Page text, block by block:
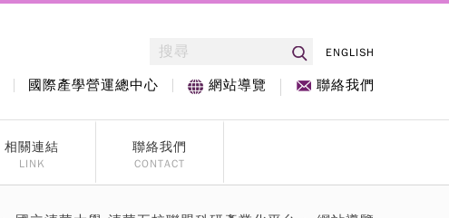
ENGLISH
國際產學營運總中心 網站導覽 聯絡我們
相關連結
LINK
聯絡我們
CONTACT